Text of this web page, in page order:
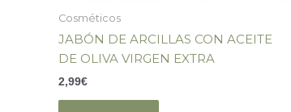
Cosméticos
JABÓN DE ARCILLAS CON ACEITE
DE OLIVA VIRGEN EXTRA
2,99€